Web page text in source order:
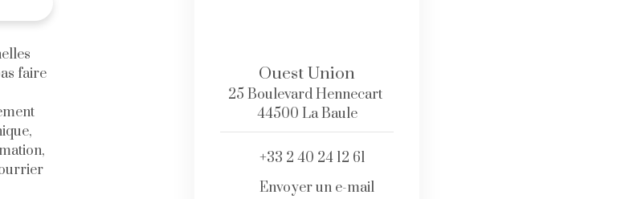
faire
Ouest Union
25 Boulevard Hennecart
44500 La Baule
+33 2 40 24 12 61
Envoyer un e-mail